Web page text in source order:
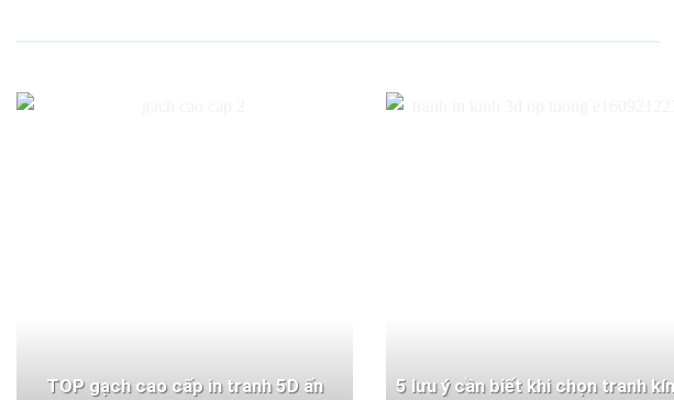
TOP gạch cao cấp in tranh 5D ấn
5 lưu ý cần biết khi chọn tranh